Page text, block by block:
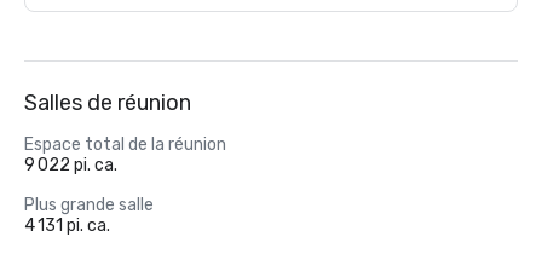
Salles de réunion
Espace total de la réunion
9 022 pi. ca.
Plus grande salle
4 131 pi. ca.